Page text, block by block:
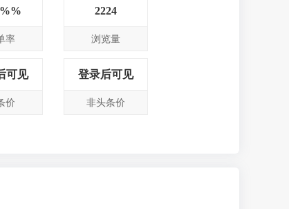
率
2224
浏览量
可见
价
登录后可见
非头条价